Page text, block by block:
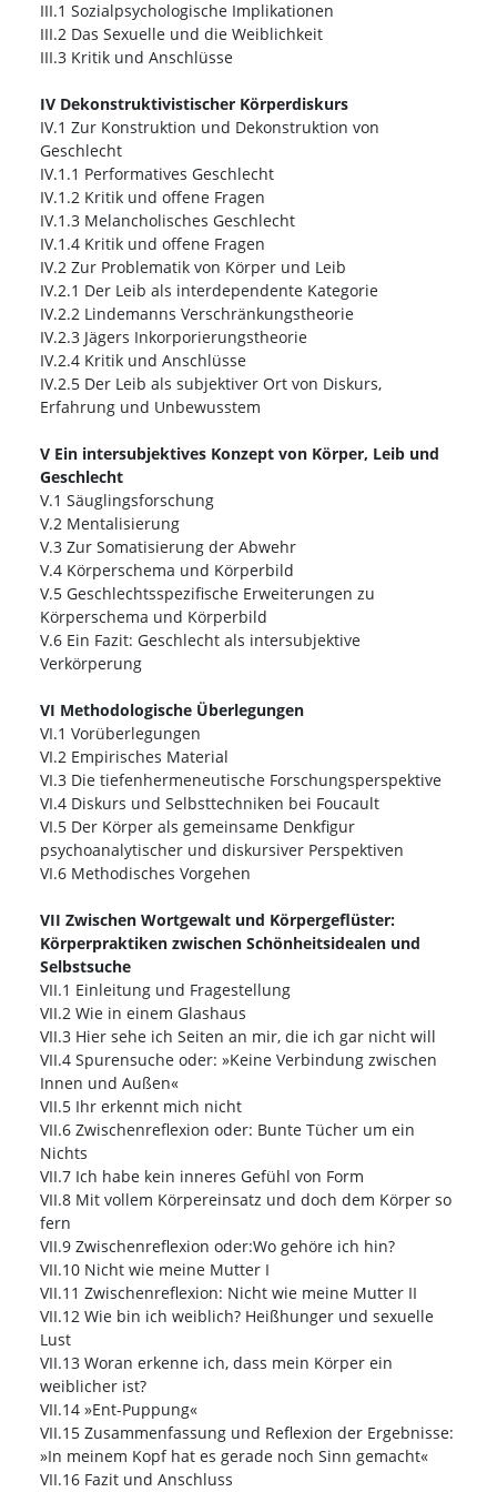
III.1 Sozialpsychologische Implikationen
III.2 Das Sexuelle und die Weiblichkeit
III.3 Kritik und Anschlüsse
IV Dekonstruktivistischer Körperdiskurs
IV.1 Zur Konstruktion und Dekonstruktion von
Geschlecht
IV.1.1 Performatives Geschlecht
IV.1.2 Kritik und offene Fragen
IV.1.3 Melancholisches Geschlecht
IV.1.4 Kritik und offene Fragen
IV.2 Zur Problematik von Körper und Leib
IV.2.1 Der Leib als interdependente Kategorie
IV.2.2 Lindemanns Verschränkungstheorie
IV.2.3 Jägers Inkorporierungstheorie
IV.2.4 Kritik und Anschlüsse
IV.2.5 Der Leib als subjektiver Ort von Diskurs,
Erfahrung und Unbewusstem
V Ein intersubjektives Konzept von Körper, Leib und
Geschlecht
V.1 Säuglingsforschung
V.2 Mentalisierung
V.3 Zur Somatisierung der Abwehr
V.4 Körperschema und Körperbild
V.5 Geschlechtsspezifische Erweiterungen zu
Körperschema und Körperbild
V.6 Ein Fazit: Geschlecht als intersubjektive
Verkörperung
VI Methodologische Überlegungen
VI.1 Vorüberlegungen
VI.2 Empirisches Material
VI.3 Die tiefenhermeneutische Forschungsperspektive
VI.4 Diskurs und Selbsttechniken bei Foucault
VI.5 Der Körper als gemeinsame Denkfigur
psychoanalytischer und diskursiver Perspektiven
VI.6 Methodisches Vorgehen
VII Zwischen Wortgewalt und Körpergeflüster:
Körperpraktiken zwischen Schönheitsidealen und
Selbstsuche
VII.1 Einleitung und Fragestellung
VII.2 Wie in einem Glashaus
VII.3 Hier sehe ich Seiten an mir, die ich gar nicht will
VII.4 Spurensuche oder: »Keine Verbindung zwischen
Innen und Außen«
VII.5 Ihr erkennt mich nicht
VII.6 Zwischenreflexion oder: Bunte Tücher um ein
Nichts
VII.7 Ich habe kein inneres Gefühl von Form
VII.8 Mit vollem Körpereinsatz und doch dem Körper so
fern
VII.9 Zwischenreflexion oder:Wo gehöre ich hin?
VII.10 Nicht wie meine Mutter I
VII.11 Zwischenreflexion: Nicht wie meine Mutter II
VII.12 Wie bin ich weiblich? Heißhunger und sexuelle
Lust
VII.13 Woran erkenne ich, dass mein Körper ein
weiblicher ist?
VII.14 »Ent-Puppung«
VII.15 Zusammenfassung und Reflexion der Ergebnisse:
»In meinem Kopf hat es gerade noch Sinn gemacht«
VII.16 Fazit und Anschluss